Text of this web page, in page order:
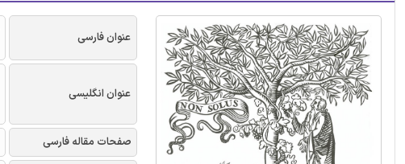
عنوان فارسی
عنوان انگلیسی
صفحات مقاله فارسی